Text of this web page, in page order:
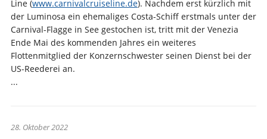
Line (www.carnivalcruiseline.de). Nachdem erst kürzlich mit
der Luminosa ein ehemaliges Costa-Schiff erstmals unter der
Carnival-Flagge in See gestochen ist, tritt mit der Venezia
Ende Mai des kommenden Jahres ein weiteres
Flottenmitglied der Konzernschwester seinen Dienst bei der
US-Reederei an.
...
28. Oktober 2022